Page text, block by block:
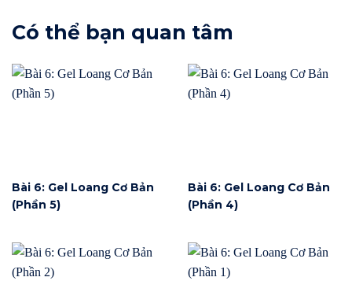
Có thể bạn quan tâm
Bài 6: Gel Loang Cơ Bản
(Phần 5)
Bài 6: Gel Loang Cơ Bản
(Phần 4)